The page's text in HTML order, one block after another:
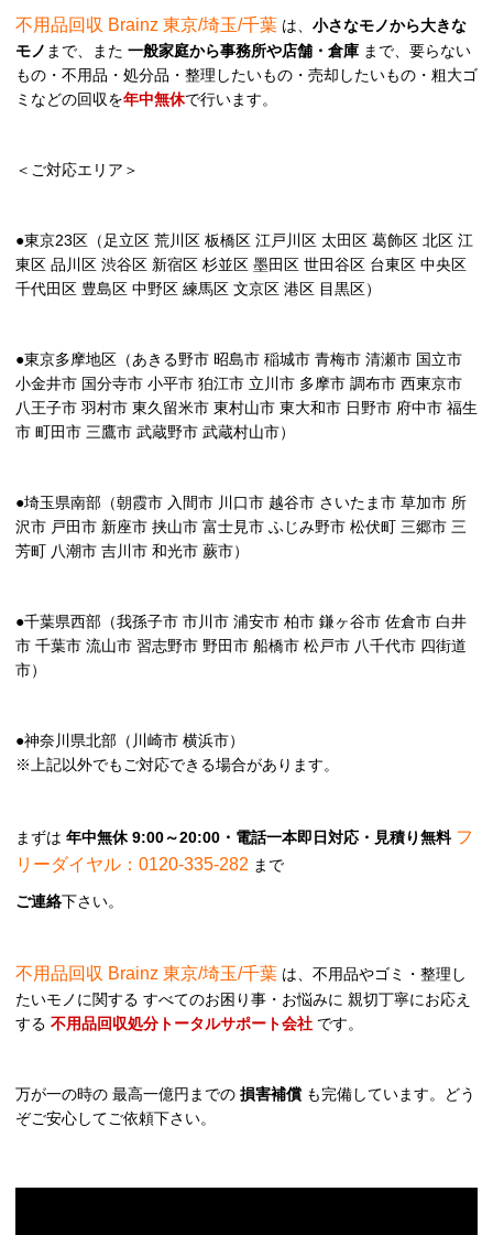
不用品回収 Brainz 東京/埼玉/千葉 は、 小さなモノから大きな
モノ まで、また 一般家庭から事務所や店舗・倉庫 まで、要らない
もの・不用品・処分品・整理したいもの・売却したいもの・粗大ゴ
ミなどの回収を年中無休で行います。
＜ご対応エリア＞
●東京23区（足立区 荒川区 板橋区 江戸川区 太田区 葛飾区 北区 江
東区 品川区 渋谷区 新宿区 杉並区 墨田区 世田谷区 台東区 中央区
千代田区 豊島区 中野区 練馬区 文京区 港区 目黒区）
●東京多摩地区（あきる野市 昭島市 稲城市 青梅市 清瀬市 国立市
小金井市 国分寺市 小平市 狛江市 立川市 多摩市 調布市 西東京市
八王子市 羽村市 東久留米市 東村山市 東大和市 日野市 府中市 福生
市 町田市 三鷹市 武蔵野市 武蔵村山市）
●埼玉県南部（朝霞市 入間市 川口市 越谷市 さいたま市 草加市 所
沢市 戸田市 新座市 挟山市 富士見市 ふじみ野市 松伏町 三郷市 三
芳町 八潮市 吉川市 和光市 蕨市）
●千葉県西部（我孫子市 市川市 浦安市 柏市 鎌ヶ谷市 佐倉市 白井
市 千葉市 流山市 習志野市 野田市 船橋市 松戸市 八千代市 四街道
市）
●神奈川県北部（川崎市 横浜市）
※上記以外でもご対応できる場合があります。
まずは 年中無休 9:00～20:00・電話一本即日対応・見積り無料 フ
リーダイヤル：0120-335-282 まで
ご連絡下さい。
不用品回収 Brainz 東京/埼玉/千葉 は、不用品やゴミ・整理し
たいモノに関する すべてのお困り事・お悩みに 親切丁寧にお応え
する 不用品回収処分トータルサポート会社 です。
万が一の時の 最高一億円までの 損害補償 も完備しています。どう
ぞご安心してご依頼下さい。